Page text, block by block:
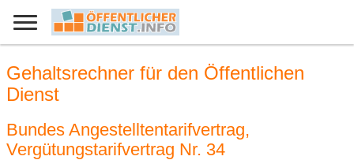
Gehaltsrechner für den Öffentlichen
Dienst
Bundes Angestelltentarifvertrag,
Vergütungstarifvertrag Nr. 34